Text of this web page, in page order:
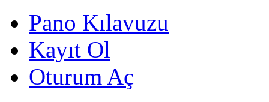
Pano Kılavuzu
Kayıt Ol
Oturum Aç